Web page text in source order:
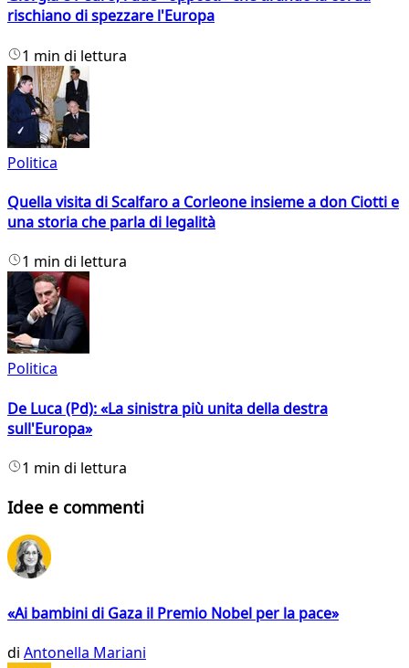
rischiano di spezzare l'Europa
1 min di lettura
Politica
Quella visita di Scalfaro a Corleone insieme a don Ciotti e
una storia che parla di legalità
1 min di lettura
Politica
De Luca (Pd): «La sinistra più unita della destra
sull'Europa»
1 min di lettura
Idee e commenti
«Ai bambini di Gaza il Premio Nobel per la pace»
di Antonella Mariani